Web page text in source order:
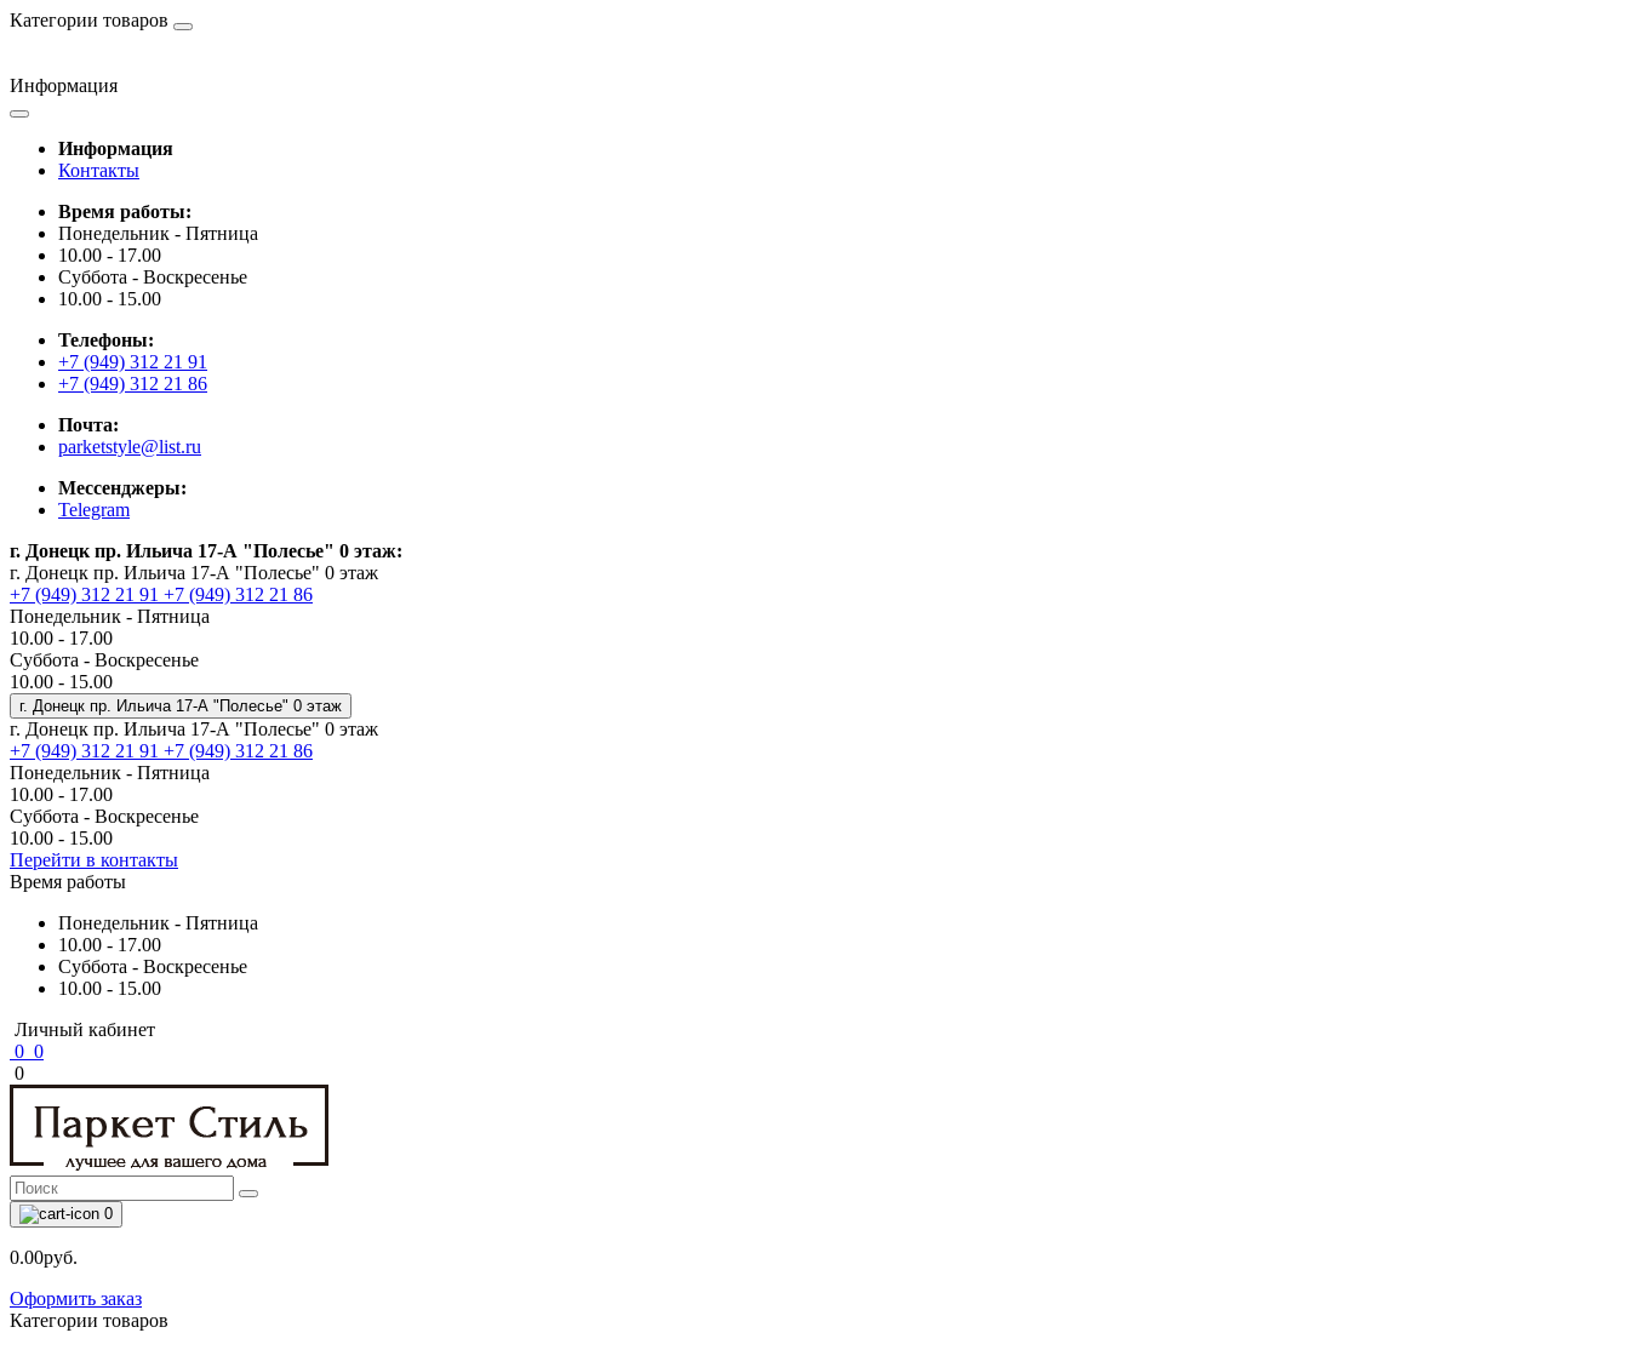
Категории товаров
Информация
Информация
Контакты
Время работы:
Понедельник - Пятница
10.00 - 17.00
Суббота - Воскресенье
10.00 - 15.00
Телефоны:
+7 (949) 312 21 91
+7 (949) 312 21 86
Почта:
parketstyle@list.ru
Мессенджеры:
Telegram
г. Донецк пр. Ильича 17-А "Полесье" 0 этаж:
г. Донецк пр. Ильича 17-А "Полесье" 0 этаж
+7 (949) 312 21 91 +7 (949) 312 21 86
Понедельник - Пятница
10.00 - 17.00
Суббота - Воскресенье
10.00 - 15.00
г. Донецк пр. Ильича 17-А "Полесье" 0 этаж
г. Донецк пр. Ильича 17-А "Полесье" 0 этаж
+7 (949) 312 21 91 +7 (949) 312 21 86
Понедельник - Пятница
10.00 - 17.00
Суббота - Воскресенье
10.00 - 15.00
Перейти в контакты
Время работы
Понедельник - Пятница
10.00 - 17.00
Суббота - Воскресенье
10.00 - 15.00
Личный кабинет
0 0
0
0
0.00руб.
Оформить заказ
Категории товаров